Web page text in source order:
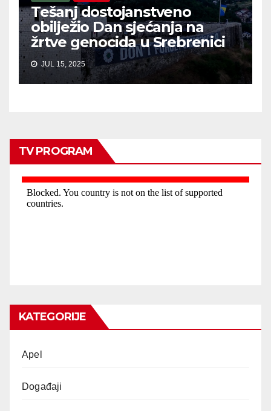
Tešanj dostojanstveno
obilježio Dan sjećanja na
žrtve genocida u Srebrenici
JUL 15, 2025
TV PROGRAM
KATEGORIJE
Apel
Događaji